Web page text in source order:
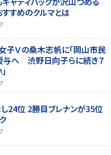
すめのクルマとは
子Ｖの桑木志帆に「岡山市民
与へ 渋野日向子らに続き７
24位 2勝目ブレナンが35位